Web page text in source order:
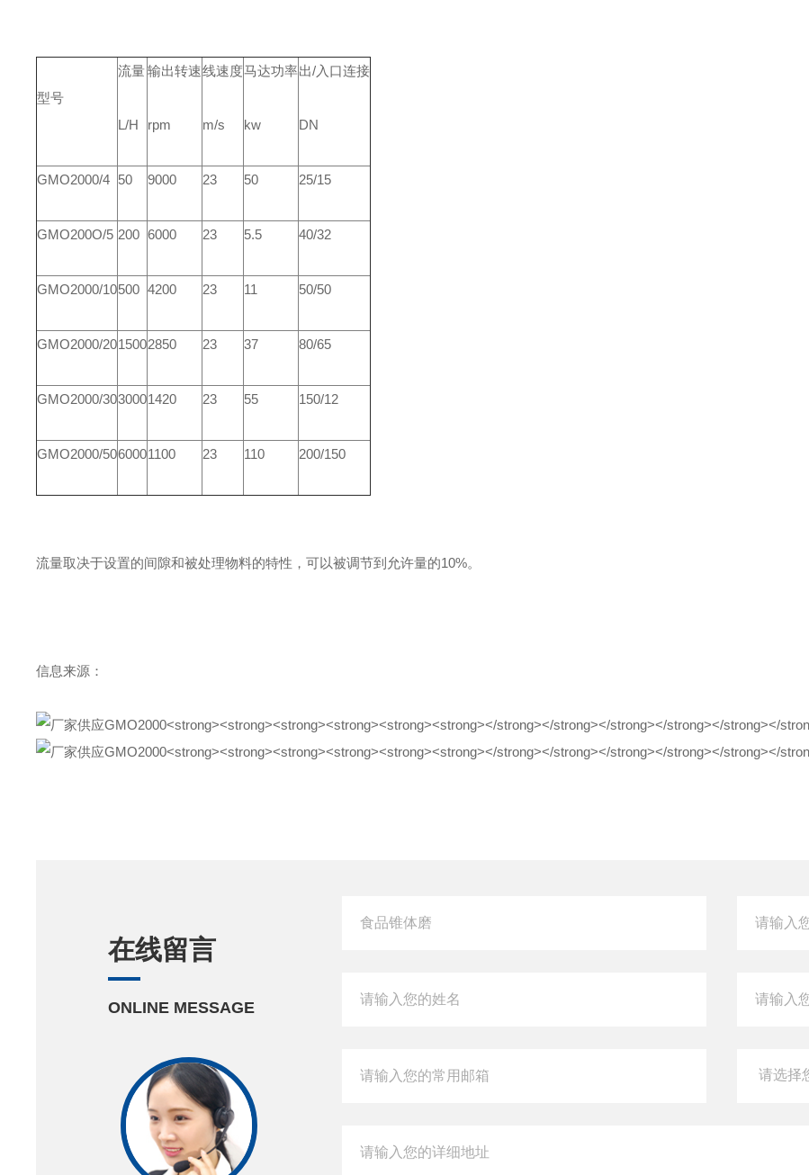
型号
流量
L/H
输出转速
rpm
线速度
m/s
马达功率
kw
出/入口连接
DN
GMO2000/4 50 9000 23 50 25/15
GMO200O/5 200 6000 23 5.5 40/32
GMO2000/10500 4200 23 11 50/50
GMO2000/2015002850 23 37 80/65
GMO2000/3030001420 23 55 150/12
GMO2000/5060001100 23 110 200/150
流量取决于设置的间隙和被处理物料的特性，可以被调节到允许量的10%。
信息来源：
在线留言
ONLINE MESSAGE